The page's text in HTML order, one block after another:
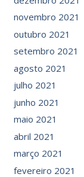
novembro 2021
outubro 2021
setembro 2021
agosto 2021
julho 2021
junho 2021
maio 2021
abril 2021
março 2021
fevereiro 2021